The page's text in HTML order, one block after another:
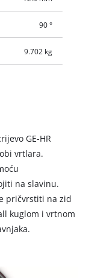
90 °
9.702 kg
GE-HR
vrtlara.
na slavinu.
pričvrstiti na zid
kuglom i vrtnom